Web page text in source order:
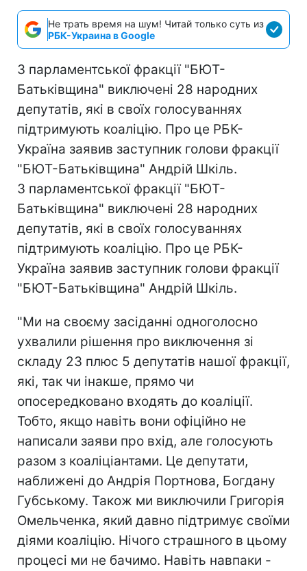
Не трать время на шум! Читай только суть из
РБК-Украина в Google
З парламентської фракції "БЮТ-
Батьківщина" виключені 28 народних
депутатів, які в своїх голосуваннях
підтримують коаліцію. Про це РБК-
Україна заявив заступник голови фракції
"БЮТ-Батьківщина" Андрій Шкіль.
З парламентської фракції "БЮТ-
Батьківщина" виключені 28 народних
депутатів, які в своїх голосуваннях
підтримують коаліцію. Про це РБК-
Україна заявив заступник голови фракції
"БЮТ-Батьківщина" Андрій Шкіль.
"Ми на своєму засіданні одноголосно
ухвалили рішення про виключення зі
складу 23 плюс 5 депутатів нашої фракції,
які, так чи інакше, прямо чи
опосередковано входять до коаліції.
Тобто, якщо навіть вони офіційно не
написали заяви про вхід, але голосують
разом з коаліціантами. Це депутати,
наближені до Андрія Портнова, Богдану
Губському. Також ми виключили Григорія
Омельченка, який давно підтримує своїми
діями коаліцію. Нічого страшного в цьому
процесі ми не бачимо. Навіть навпаки -